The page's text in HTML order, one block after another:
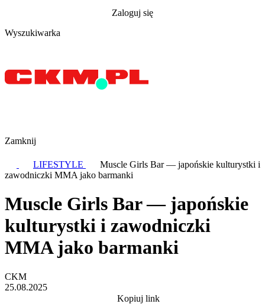
Zaloguj się
Wyszukiwarka
Zamknij
LIFESTYLE
Muscle Girls Bar — japońskie kulturystki i
zawodniczki MMA jako barmanki
Muscle Girls Bar — japońskie
kulturystki i zawodniczki
MMA jako barmanki
CKM
25.08.2025
Kopiuj link